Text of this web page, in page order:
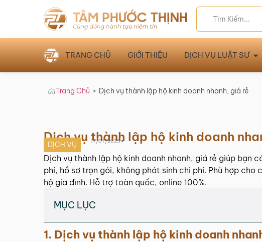
TRANG CHỦ GIỚI THIỆU DỊCH VỤ LUẬT SƯ
Trang Chủ > Dịch vụ thành lập hộ kinh doanh nhanh, giá rẻ
Dịch vụ thành lập hộ kinh doanh
DỊCH VỤ 17/07/2025•
Dịch vụ thành lập hộ kinh doanh nhanh, giá rẻ giúp bạn
phí, hồ sơ trọn gói, không phát sinh chi phí. Phù hợp cho
hộ gia đình. Hỗ trợ toàn quốc, online 100%.
MỤC LỤC
1. Dịch vụ thành lập hộ kinh doanh